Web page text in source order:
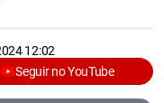
12:02
Seguir no YouTube